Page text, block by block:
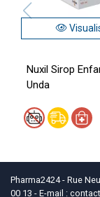
Nuxil Sirop
Unda
Pharma2424 - Rue
00 13 - E-mail : contact